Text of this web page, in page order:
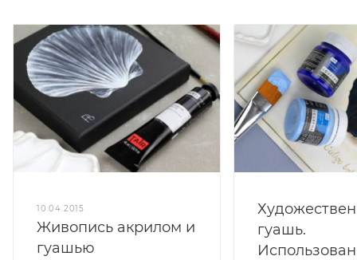
10.04.2015
Живопись акрилом и
гуашью
гуашь.